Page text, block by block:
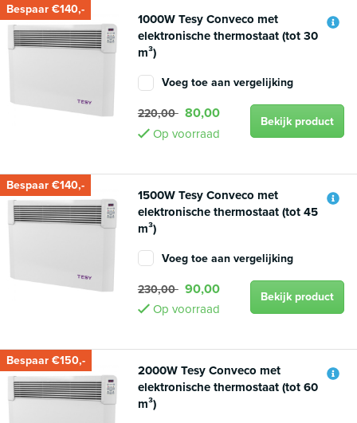
Bespaar €140,-
1000W Tesy Conveco met
elektronische thermostaat (tot 30
m³)
Voeg toe aan vergelijking
220,00 80,00
Op voorraad
Bekijk product
Bespaar €140,-
1500W Tesy Conveco met
elektronische thermostaat (tot 45
m³)
Voeg toe aan vergelijking
230,00 90,00
Op voorraad
Bekijk product
Bespaar €150,-
2000W Tesy Conveco met
elektronische thermostaat (tot 60
m³)